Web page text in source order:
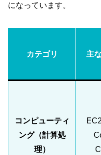
になっています。
カテゴリ 主
コンピューティ
ング（計算処
理）